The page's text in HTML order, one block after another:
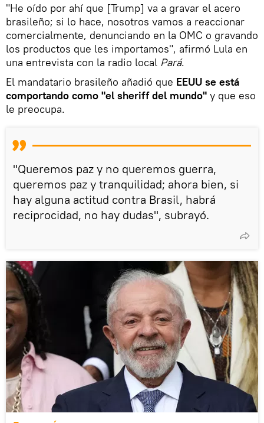
"He oído por ahí que [Trump] va a gravar el acero
brasileño; si lo hace, nosotros vamos a reaccionar
comercialmente, denunciando en la OMC o gravando
los productos que les importamos", afirmó Lula en
una entrevista con la radio local Pará.
El mandatario brasileño añadió que EEUU se está
comportando como "el sheriff del mundo" y que eso
le preocupa.
"Queremos paz y no queremos guerra,
queremos paz y tranquilidad; ahora bien, si
hay alguna actitud contra Brasil, habrá
reciprocidad, no hay dudas", subrayó.